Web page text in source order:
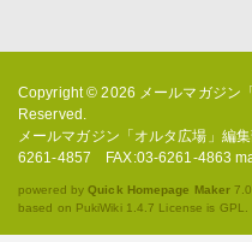
Copyright © 2026 メールマガジン
Reserved.
メールマガジン「オルタ広場」
6261-4857 FAX:03-6261-4863
powered byQuick Homepage Maker
based on PukiWiki 1.4.7 License is GPL.